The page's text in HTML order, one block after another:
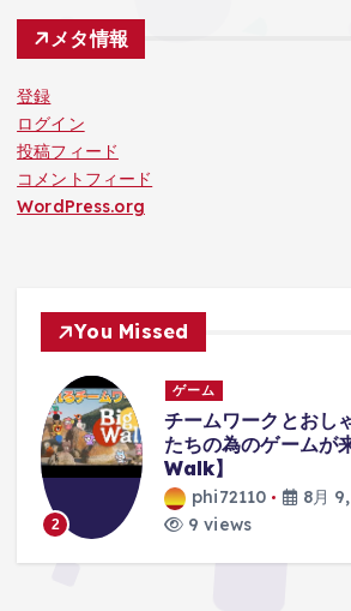
メタ情報
登録
ログイン
投稿フィード
コメントフィード
WordPress.org
You Missed
ゲーム
チームワークとおしゃべりが鍵！？俺
たちの為のゲームが来ました。【Big
Walk】
phi72110
8月 9, 2026
9 views